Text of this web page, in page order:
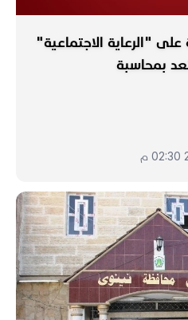
من 700 امرأة على "الرعاية الاجتماعية"
بمحاسبة